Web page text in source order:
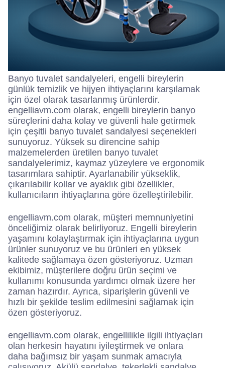
Banyo tuvalet sandalyeleri, engelli bireylerin
günlük temizlik ve hijyen ihtiyaçlarını karşılamak
için özel olarak tasarlanmış ürünlerdir.
engelliavm.com olarak, engelli bireylerin banyo
süreçlerini daha kolay ve güvenli hale getirmek
için çeşitli banyo tuvalet sandalyesi seçenekleri
sunuyoruz. Yüksek su direncine sahip
malzemelerden üretilen banyo tuvalet
sandalyelerimiz, kaymaz yüzeylere ve ergonomik
tasarımlara sahiptir. Ayarlanabilir yükseklik,
çıkarılabilir kollar ve ayaklık gibi özellikler,
kullanıcıların ihtiyaçlarına göre özelleştirilebilir.
engelliavm.com olarak, müşteri memnuniyetini
önceliğimiz olarak belirliyoruz. Engelli bireylerin
yaşamını kolaylaştırmak için ihtiyaçlarına uygun
ürünler sunuyoruz ve bu ürünleri en yüksek
kalitede sağlamaya özen gösteriyoruz. Uzman
ekibimiz, müşterilere doğru ürün seçimi ve
kullanımı konusunda yardımcı olmak üzere her
zaman hazırdır. Ayrıca, siparişlerin güvenli ve
hızlı bir şekilde teslim edilmesini sağlamak için
özen gösteriyoruz.
engelliavm.com olarak, engellilikle ilgili ihtiyaçları
olan herkesin hayatını iyileştirmek ve onlara
daha bağımsız bir yaşam sunmak amacıyla